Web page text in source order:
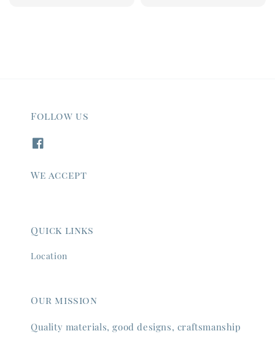
Follow us
We accept
Quick links
Location
Our mission
Quality materials, good designs, craftsmanship